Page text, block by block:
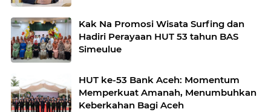
Kak Na Promosi Wisata Surfing dan
Hadiri Perayaan HUT 53 tahun BAS
Simeulue
HUT ke-53 Bank Aceh: Momentum
Memperkuat Amanah, Menumbuhkan
Keberkahan Bagi Aceh